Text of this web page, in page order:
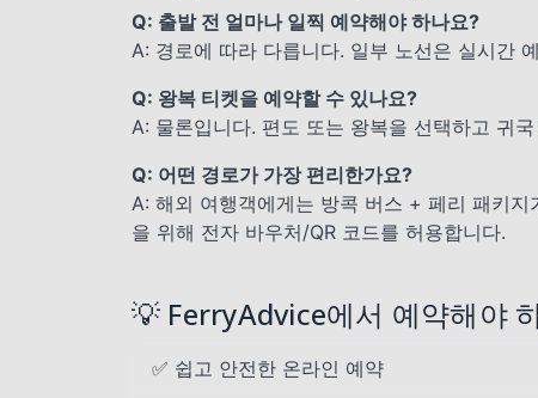
Q: 출발 전 얼마나 일찍 예약해야 하나요?
A: 경로에 따라 다릅니다. 일부 노선은 실시간
Q: 왕복 티켓을 예약할 수 있나요?
A: 물론입니다. 편도 또는 왕복을 선택하고 귀
Q: 어떤 경로가 가장 편리한가요?
A: 해외 여행객에게는 방콕 버스 + 페리 패키
을 위해 전자 바우처/QR 코드를 허용합니다.
💡 FerryAdvice에서 예약해야
✅ 쉽고 안전한 온라인 예약